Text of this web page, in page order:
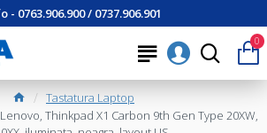
- 0763.906.900 / 0737.906.901
0
Tastatura Laptop
Thinkpad X1 Carbon 9th Gen Type 20XW,